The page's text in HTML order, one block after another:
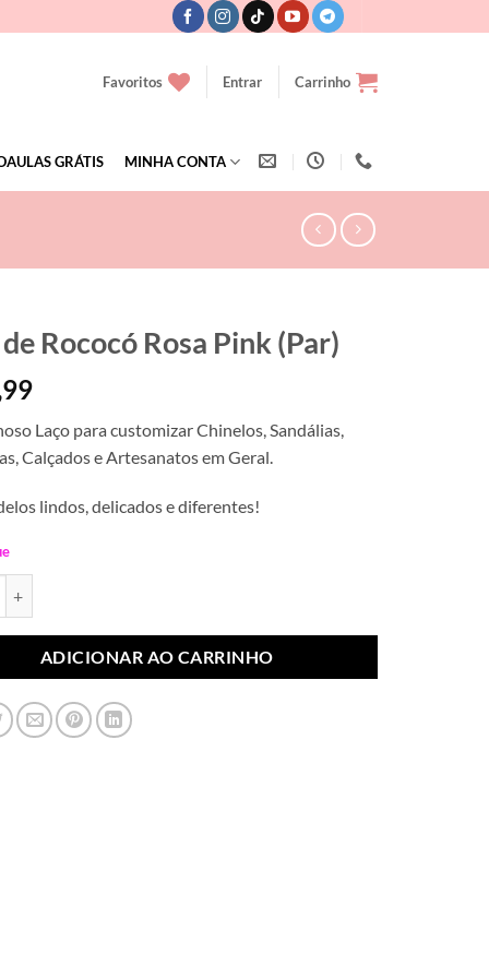
Favoritos Entrar Carrinho
GRÁTIS MINHA CONTA
Rococó Rosa Pink (Par)
Laço para customizar Chinelos, Sandálias,
Calçados e Artesanatos em Geral.
lindos, delicados e diferentes!
ADICIONAR AO CARRINHO